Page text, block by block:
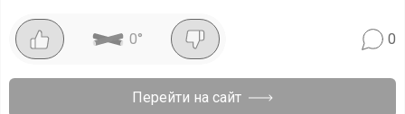
0° 0
Перейти на сайт